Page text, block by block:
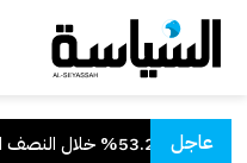
عاجل
الأول من 2026